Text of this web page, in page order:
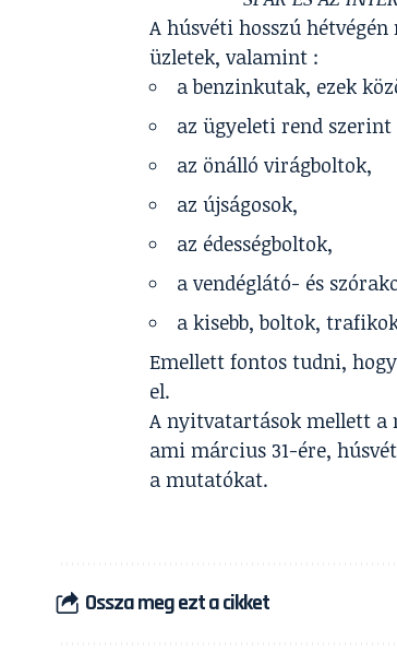
A húsvéti hosszú
üzletek, valamint :
a benzinkutak, ezek
az ügyeleti rend
az önálló virágboltok,
az újságosok,
az édességboltok,
a vendéglátó- és
a kisebb, boltok,
Emellett fontos tudni,
el.
A nyitvatartások mellett a
ami március 31-ére,
a mutatókat.
Ossza meg ezt a cikket